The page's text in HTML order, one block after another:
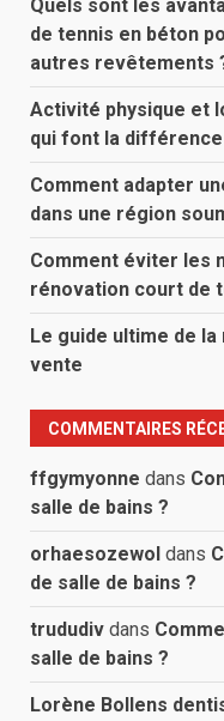
Quels sont les
de tennis en béton
autres revêtements
Activité physique et
qui font la différence
Comment adapter
dans une région
Comment éviter les
rénovation court de
Le guide ultime de
vente
COMMENTAIRES
ffgymyonne dans
salle de bains ?
orhaesozewol dans
de salle de bains ?
trududiv dans
salle de bains ?
Lorène Bollens